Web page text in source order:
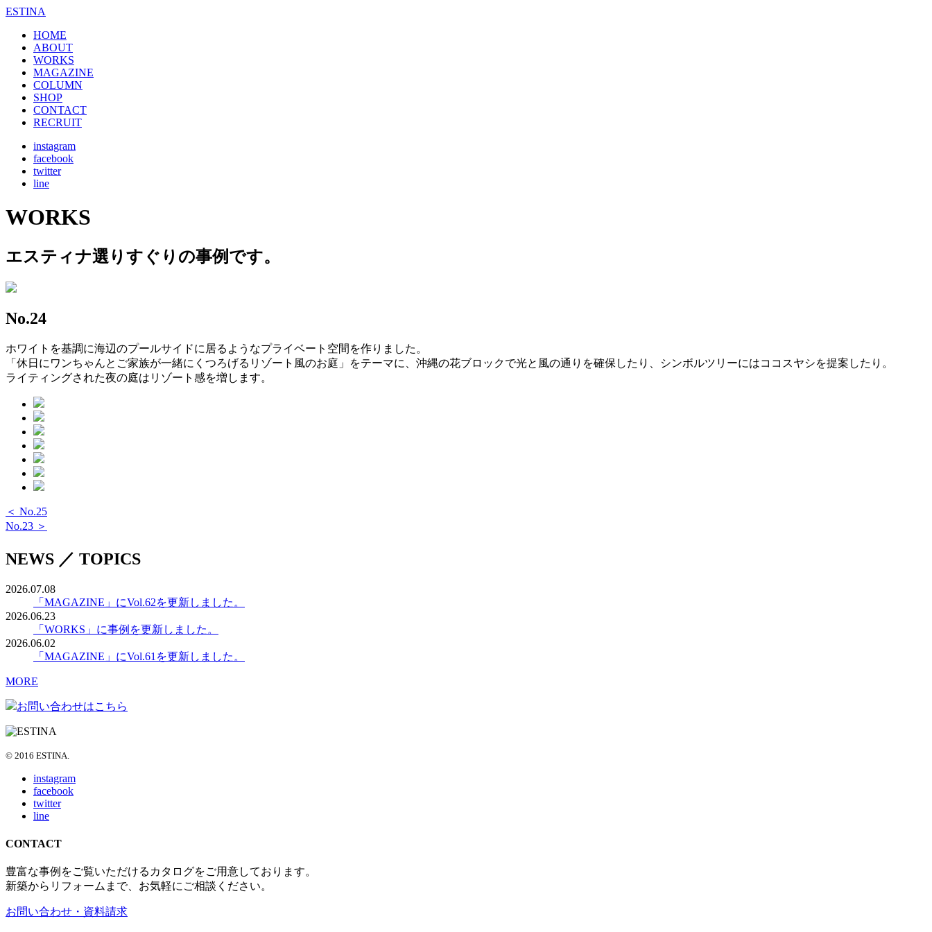
ESTINA
HOME
ABOUT
WORKS
MAGAZINE
COLUMN
SHOP
CONTACT
RECRUIT
instagram
facebook
twitter
line
WORKS
エスティナ選りすぐりの事例です。
No.24
ホワイトを基調に海辺のプールサイドに居るようなプライベート空間を作りました。
「休日にワンちゃんとご家族が一緒にくつろげるリゾート風のお庭」をテーマに、沖縄の花ブロックで光と風の通りを確保したり、シンボルツリーにはココスヤシを提案したり。
ライティングされた夜の庭はリゾート感を増します。
＜ No.25
No.23 ＞
NEWS ／ TOPICS
2026.07.08
「MAGAZINE」にVol.62を更新しました。
2026.06.23
「WORKS」に事例を更新しました。
2026.06.02
「MAGAZINE」にVol.61を更新しました。
MORE
お問い合わせはこちら
© 2016 ESTINA.
instagram
facebook
twitter
line
CONTACT
豊富な事例をご覧いただけるカタログをご用意しております。
新築からリフォームまで、お気軽にご相談ください。
お問い合わせ・資料請求